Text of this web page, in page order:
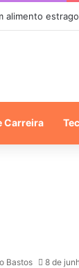
alimento
Carreira
Bastos 8 de